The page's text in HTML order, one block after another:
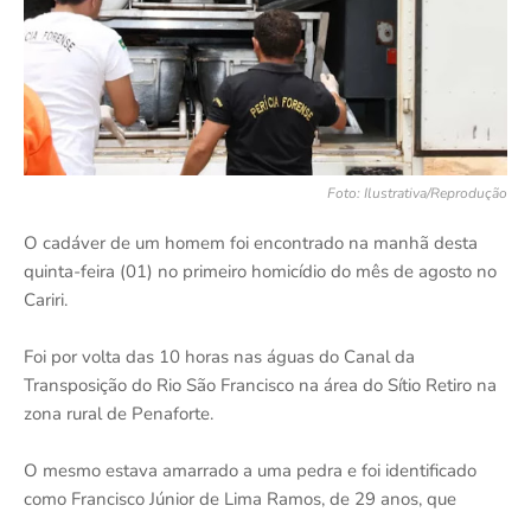
Foto: Ilustrativa/Reprodução
O cadáver de um homem foi encontrado na manhã desta
quinta-feira (01) no primeiro homicídio do mês de agosto no
Cariri.
Foi por volta das 10 horas nas águas do Canal da
Transposição do Rio São Francisco na área do Sítio Retiro na
zona rural de Penaforte.
O mesmo estava amarrado a uma pedra e foi identificado
como Francisco Júnior de Lima Ramos, de 29 anos, que